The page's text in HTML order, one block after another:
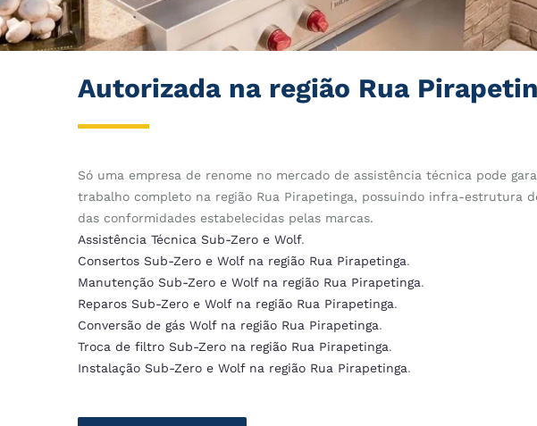
Autorizada na região Rua
Só uma empresa de renome no mercado de assistência técnica pode
trabalho completo na região Rua Pirapetinga, possuindo infra-estrutura
das conformidades estabelecidas pelas marcas.
Assistência Técnica Sub-Zero e Wolf.
Consertos Sub-Zero e Wolf na região Rua Pirapetinga.
Manutenção Sub-Zero e Wolf na região Rua Pirapetinga.
Reparos Sub-Zero e Wolf na região Rua Pirapetinga.
Conversão de gás Wolf na região Rua Pirapetinga.
Troca de filtro Sub-Zero na região Rua Pirapetinga.
Instalação Sub-Zero e Wolf na região Rua Pirapetinga.